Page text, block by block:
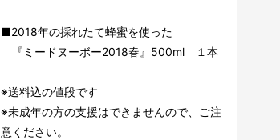
■2018年の採れたて蜂蜜を使った
『ミードヌーボー2018春』500ml １本
※送料込の値段です
※未成年の方の支援はできませんので、ご注
意ください。